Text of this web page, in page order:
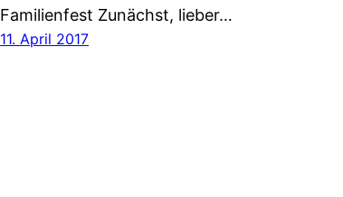
Familienfest Zunächst, lieber…
11. April 2017